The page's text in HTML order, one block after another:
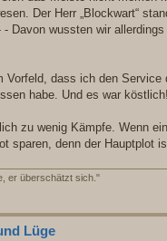
Der Herr „Blockwart“
Davon wussten wir
dass ich den
habe. Und es war köstlich!
zu wenig Kämpfe. Wenn
sparen, denn der Hauptplot
er überschätzt sich."
Lüge